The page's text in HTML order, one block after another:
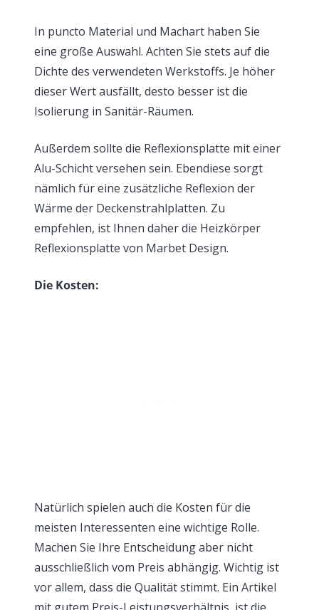
In puncto Material und Machart haben Sie
eine große Auswahl. Achten Sie stets auf die
Dichte des verwendeten Werkstoffs. Je höher
dieser Wert ausfällt, desto besser ist die
Isolierung in Sanitär-Räumen.
Außerdem sollte die Reflexionsplatte mit einer
Alu-Schicht versehen sein. Ebendiese sorgt
nämlich für eine zusätzliche Reflexion der
Wärme der Deckenstrahlplatten. Zu
empfehlen, ist Ihnen daher die Heizkörper
Reflexionsplatte von Marbet Design.
Die Kosten:
Natürlich spielen auch die Kosten für die
meisten Interessenten eine wichtige Rolle.
Machen Sie Ihre Entscheidung aber nicht
ausschließlich vom Preis abhängig. Wichtig ist
vor allem, dass die Qualität stimmt. Ein Artikel